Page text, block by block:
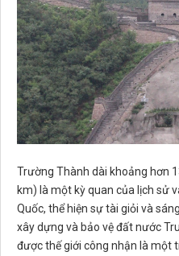
Trường Thành dài khoảng hơn
km) là một kỳ quan của lịch sử
Quốc, thể hiện sự tài giỏi và
xây dựng và bảo vệ đất nước
được thế giới công nhận là một